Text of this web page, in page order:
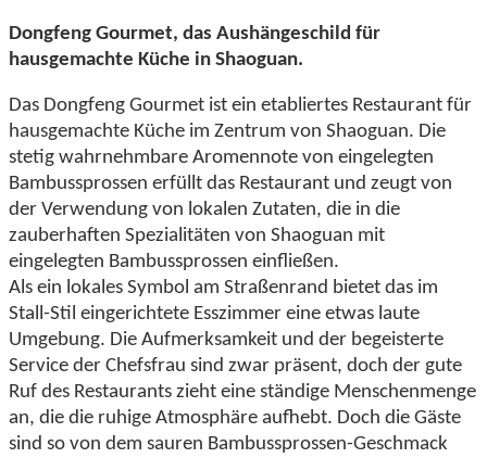
Dongfeng Gourmet, das Aushängeschild für
hausgemachte Küche in Shaoguan.
Das Dongfeng Gourmet ist ein etabliertes Restaurant für
hausgemachte Küche im Zentrum von Shaoguan. Die
stetig wahrnehmbare Aromennote von eingelegten
Bambussprossen erfüllt das Restaurant und zeugt von
der Verwendung von lokalen Zutaten, die in die
zauberhaften Spezialitäten von Shaoguan mit
eingelegten Bambussprossen einfließen.
Als ein lokales Symbol am Straßenrand bietet das im
Stall-Stil eingerichtete Esszimmer eine etwas laute
Umgebung. Die Aufmerksamkeit und der begeisterte
Service der Chefsfrau sind zwar präsent, doch der gute
Ruf des Restaurants zieht eine ständige Menschenmenge
an, die die ruhige Atmosphäre aufhebt. Doch die Gäste
sind so von dem sauren Bambussprossen-Geschmack